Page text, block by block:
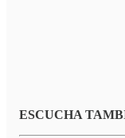
ESCUCHA